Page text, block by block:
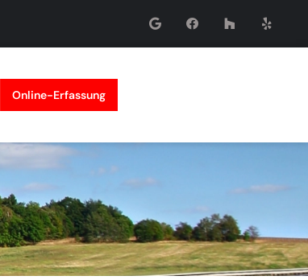
Online-Erfassung